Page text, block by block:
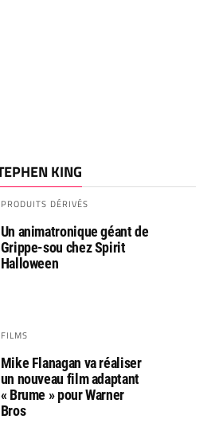
KING
PRODUITS DÉRIVÉS
Un animatronique géant de
Grippe-sou chez Spirit
Halloween
FILMS
Mike Flanagan va réaliser
un nouveau film adaptant
« Brume » pour Warner
Bros